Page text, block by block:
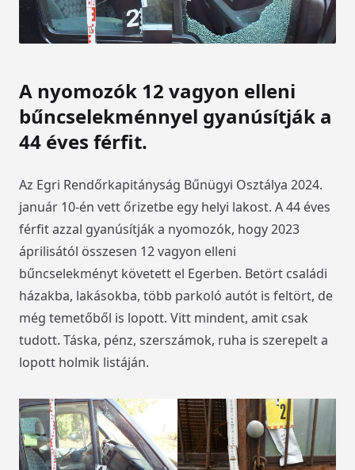
A nyomozók 12 vagyon elleni
bűncselekménnyel gyanúsítják a
44 éves férfit.
Az Egri Rendőrkapitányság Bűnügyi Osztálya 2024.
január 10-én vett őrizetbe egy helyi lakost. A 44 éves
férfit azzal gyanúsítják a nyomozók, hogy 2023
áprilisától összesen 12 vagyon elleni
bűncselekményt követett el Egerben. Betört családi
házakba, lakásokba, több parkoló autót is feltört, de
még temetőből is lopott. Vitt mindent, amit csak
tudott. Táska, pénz, szerszámok, ruha is szerepelt a
lopott holmik listáján.